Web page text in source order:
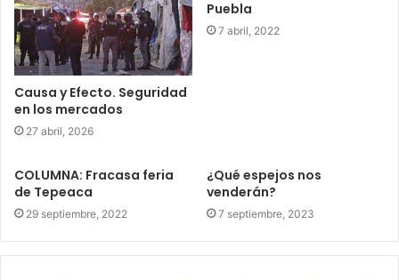
Causa y Efecto. Seguridad
en los mercados
27 abril, 2026
Puebla
7 abril, 2022
COLUMNA: Fracasa feria
de Tepeaca
29 septiembre, 2022
¿Qué espejos nos
venderán?
7 septiembre, 2023